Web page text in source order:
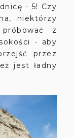
- 5! Czy
niektórzy
z
- aby
przez
jest ładny